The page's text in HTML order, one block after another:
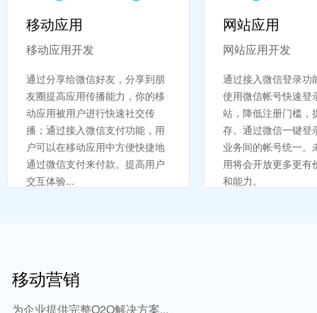
移动应用
移动应用开发
通过分享给微信好友，分享到朋
友圈提高应用传播能力，你的移
动应用被用户进行快速社交传
播；通过接入微信支付功能，用
户可以在移动应用中方便快捷地
通过微信支付来付款。提高用户
交互体验...
网站应用
网站应用开发
通过接入微信登录功
使用微信帐号快速登
站，降低注册门槛，
存。通过微信一键登
业务间的帐号统一。
用将会开放更多更有
和能力。
移动营销
为企业提供完整O2O解决方案...